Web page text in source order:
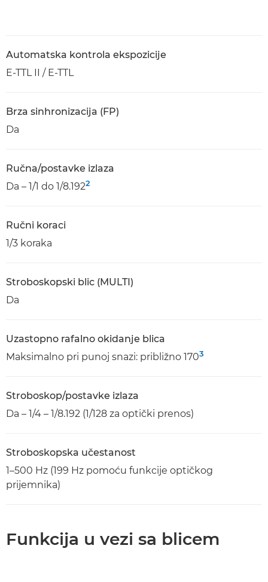
Automatska kontrola ekspozicije
E-TTL II / E-TTL
Brza sinhronizacija (FP)
Da
Ručna/postavke izlaza
Da – 1/1 do 1/8.1922
Ručni koraci
1/3 koraka
Stroboskopski blic (MULTI)
Da
Uzastopno rafalno okidanje blica
Maksimalno pri punoj snazi: približno 1703
Stroboskop/postavke izlaza
Da – 1/4 – 1/8.192 (1/128 za optički prenos)
Stroboskopska učestanost
1–500 Hz (199 Hz pomoću funkcije optičkog
prijemnika)
Funkcija u vezi sa blicem